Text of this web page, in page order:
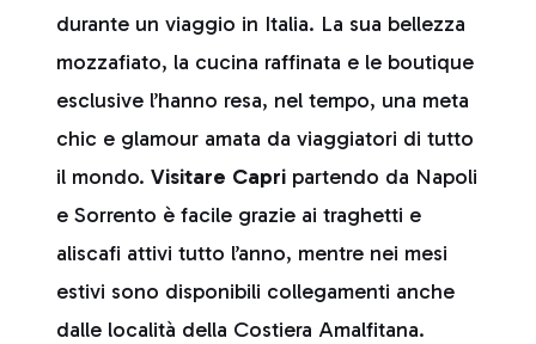
durante un viaggio in Italia. La sua bellezza
mozzafiato, la cucina raffinata e le boutique
esclusive l’hanno resa, nel tempo, una meta
chic e glamour amata da viaggiatori di tutto
il mondo. Visitare Capri partendo da Napoli
e Sorrento è facile grazie ai traghetti e
aliscafi attivi tutto l’anno, mentre nei mesi
estivi sono disponibili collegamenti anche
dalle località della Costiera Amalfitana.